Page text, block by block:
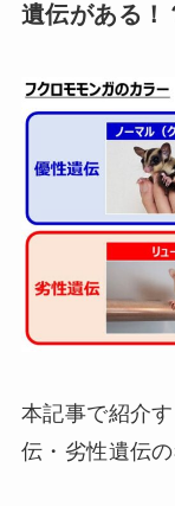
遺伝がある！
本記事で紹介
伝・劣性遺伝